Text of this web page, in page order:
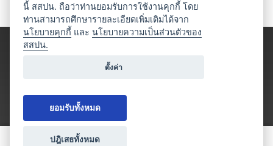
นี้ สสปน. ถือว่าท่านยอมรับการใช้งานคุกกี้ โดย
ท่านสามารถศึกษารายละเอียดเพิ่มเติมได้จาก
นโยบายคุกกี้ และนโยบายความเป็นส่วนตัวของ
สสปน.
ตั้งค่า
ยอมรับทั้งหมด
ปฎิเสธทั้งหมด